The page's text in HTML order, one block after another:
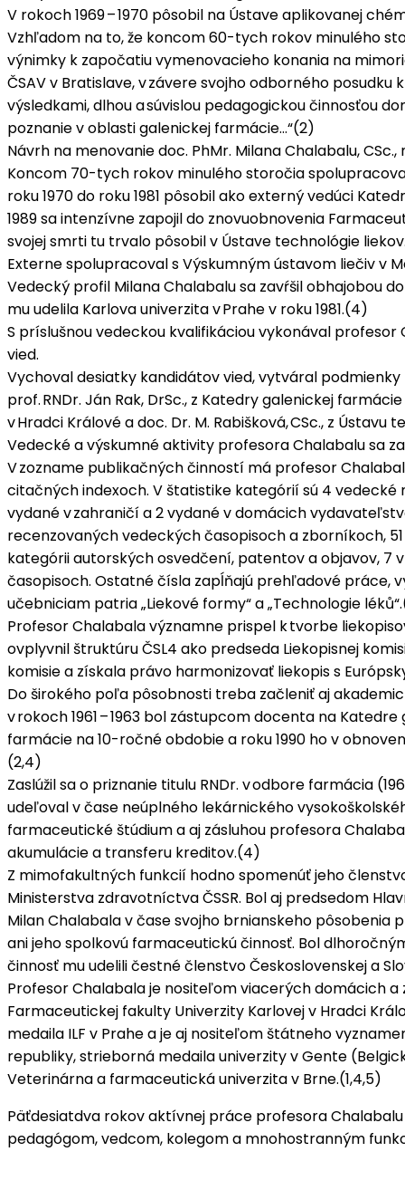
V rokoch 1969 – 1970 pôsobil na Ústave aplikovanej
Vzhľadom na to, že koncom 60-tych rokov minulého
výnimky k započatiu vymenovacieho konania na
ČSAV v Bratislave, v závere svojho odborného
výsledkami, dlhou a súvislou pedagogickou činnosťou
poznanie v oblasti galenickej farmácie…“(2)
Návrh na menovanie doc. PhMr. Milana Chalabalu,
Koncom 70-tych rokov minulého storočia
roku 1970 do roku 1981 pôsobil ako externý vedúci
1989 sa intenzívne zapojil do znovuobnovenia
svojej smrti tu trvalo pôsobil v Ústave technológie
Externe spolupracoval s Výskumným ústavom liečiv v
Vedecký profil Milana Chalabalu sa zavŕšil obhajobou
mu udelila Karlova univerzita v Prahe v roku 1981.(4)
S príslušnou vedeckou kvalifikáciou vykonával
vied.
Vychoval desiatky kandidátov vied, vytváral
prof. RNDr. Ján Rak, DrSc., z Katedry galenickej
v Hradci Králové a doc. Dr. M. Rabišková, CSc., z
Vedecké a výskumné aktivity profesora Chalabalu sa
V zozname publikačných činností má profesor
citačných indexoch. V štatistike kategórií sú 4
vydané v zahraničí a 2 vydané v domácich
recenzovaných vedeckých časopisoch a zborníkoch,
kategórii autorských osvedčení, patentov a objavov,
časopisoch. Ostatné čísla zapĺňajú prehľadové práce,
učebniciam patria „Liekové formy“ a „Technologie
Profesor Chalabala významne prispel k tvorbe
ovplyvnil štruktúru ČSL4 ako predseda Liekopisnej
komisie a získala právo harmonizovať liekopis s
Do širokého poľa pôsobnosti treba začleniť aj
v rokoch 1961 – 1963 bol zástupcom docenta na
farmácie na 10-ročné obdobie a roku 1990 ho v
(2,4)
Zaslúžil sa o priznanie titulu RNDr. v odbore farmácia
udeľoval v čase neúplného lekárnického
farmaceutické štúdium a aj zásluhou profesora
akumulácie a transferu kreditov.(4)
Z mimofakultných funkcií hodno spomenúť jeho
Ministerstva zdravotníctva ČSSR. Bol aj predsedom
Milan Chalabala v čase svojho brnianskeho pôsobenia
ani jeho spolkovú farmaceutickú činnosť. Bol
činnosť mu udelili čestné členstvo Československej a
Profesor Chalabala je nositeľom viacerých domácich a
Farmaceutickej fakulty Univerzity Karlovej v Hradci
medaila ILF v Prahe a je aj nositeľom štátneho
republiky, strieborná medaila univerzity v Gente
Veterinárna a farmaceutická univerzita v Brne.(1,4,5)
Päťdesiatdva rokov aktívnej práce profesora Chalabalu
pedagógom, vedcom, kolegom a mnohostranným